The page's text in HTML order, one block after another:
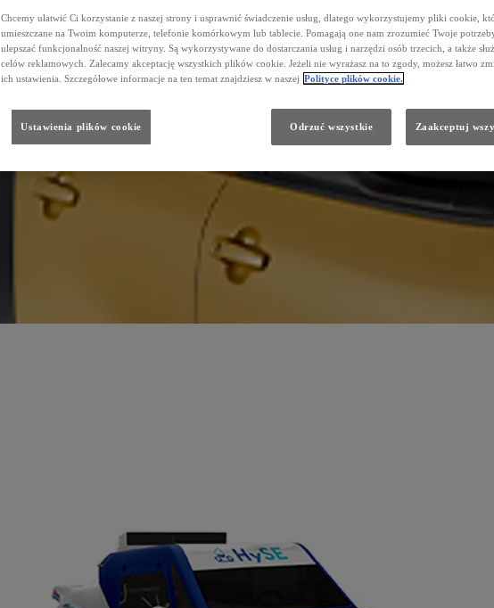
Chcemy ułatwić Ci korzystanie z naszej strony i usprawnić świadczenie usług, dlatego wykorzystujemy pliki cookie,
umieszczane na Twoim komputerze, telefonie komórkowym lub tablecie. Pomagają one nam zrozumieć Twoje
ulepszać funkcjonalność naszej witryny. Są wykorzystywane do dostarczania usług i narzędzi osób trzecich, a także
celów reklamowych. Zalecamy akceptację wszystkich plików cookie. Jeżeli nie wyrażasz na to zgody, możesz łatwo
ich ustawienia. Szczegółowe informacje na ten temat znajdziesz w naszej Polityce plików cookie.
Odrzuć wszystkie Zaakceptuj
Ustawienia plików cookie